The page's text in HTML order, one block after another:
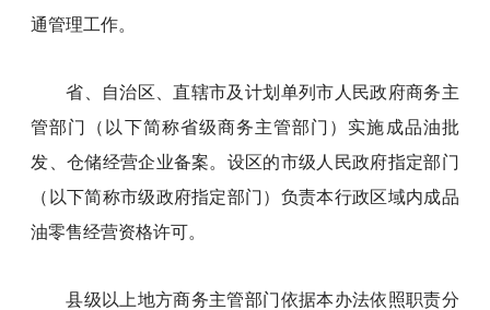
通管理工作。
省、自治区、直辖市及计划单列市人民政府商务主
管部门（以下简称省级商务主管部门）实施成品油批
发、仓储经营企业备案。设区的市级人民政府指定部门
（以下简称市级政府指定部门）负责本行政区域内成品
油零售经营资格许可。
县级以上地方商务主管部门依据本办法依照职责分